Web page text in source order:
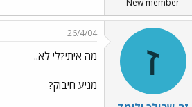
New member
ז
26/4/04
מה איתי?לי לא..
מגיע חיבוק?